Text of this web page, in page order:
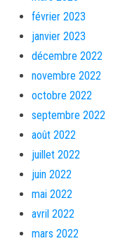
février 2023
janvier 2023
décembre 2022
novembre 2022
octobre 2022
septembre 2022
août 2022
juillet 2022
juin 2022
mai 2022
avril 2022
mars 2022